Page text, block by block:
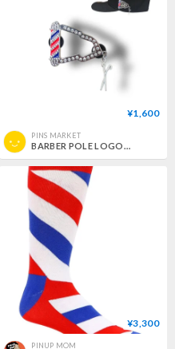
¥1,600
PINS MARKET
BARBER POLE LOGO FAME PIN
¥3,300
PINUP MOM